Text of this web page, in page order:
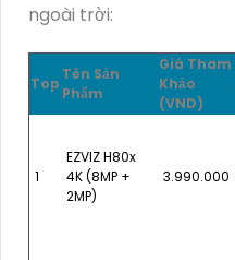
ngoài trời:
Top
Tên Sản
Phẩm
Giá Tham
Khảo
(VND)
1
EZVIZ H80x
4K (8MP +
2MP)
3.990.000